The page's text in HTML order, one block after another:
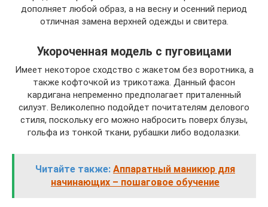
дополняет любой образ, а на весну и осенний период
отличная замена верхней одежды и свитера.
Укороченная модель с пуговицами
Имеет некоторое сходство с жакетом без воротника, а
также кофточкой из трикотажа. Данный фасон
кардигана непременно предполагает приталенный
силуэт. Великолепно подойдет почитателям делового
стиля, поскольку его можно набросить поверх блузы,
гольфа из тонкой ткани, рубашки либо водолазки.
Читайте также: Аппаратный маникюр для
начинающих – пошаговое обучение